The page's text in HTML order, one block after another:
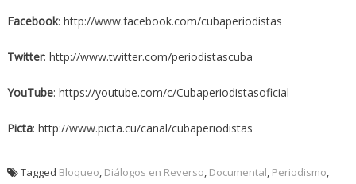
Facebook: http://www.facebook.com/cubaperiodistas
Twitter: http://www.twitter.com/periodistascuba
YouTube: https://youtube.com/c/Cubaperiodistasoficial
Picta: http://www.picta.cu/canal/cubaperiodistas
Tagged Bloqueo, Diálogos en Reverso, Documental, Periodismo,